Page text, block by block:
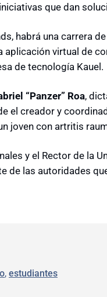
que dan
habrá una carrera
virtual de
de tecnología Kauel.
“Panzer” Roa,
el creador y
joven con artritis
y el Rector de la
de las autoridades
, estudiantes